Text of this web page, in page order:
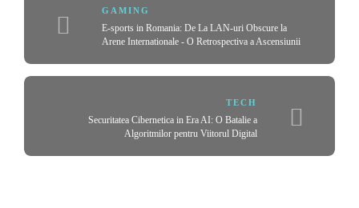
GAMING
E-sports in Romania: De La LAN-uri Obscure la
Arene Internationale - O Retrospectiva a Ascensiunii
TECH
Securitatea Cibernetica in Era AI: O Batalie a
Algoritmilor pentru Viitorul Digital